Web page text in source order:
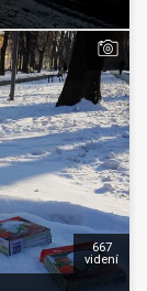
667
videní